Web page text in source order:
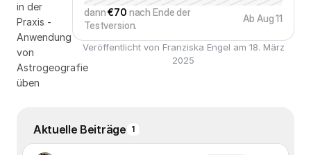
in der
Praxis -
Anwendung
von
Astrogeografie
üben
dann€70 nach Ende der
Testversion.
Ab Aug 11
Veröffentlicht von Franziska Engel am 18. März
2025
Aktuelle Beiträge 1